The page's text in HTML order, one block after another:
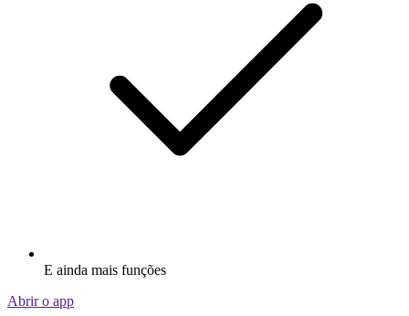
E ainda mais funções
Abrir o app